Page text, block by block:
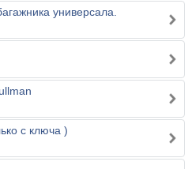
универсала.
с ключа )